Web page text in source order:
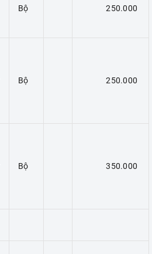
Bộ 250.000
Bộ 250.000
Bộ 350.000